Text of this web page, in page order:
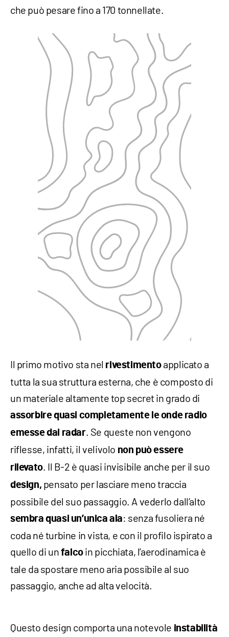
che può pesare fino a 170 tonnellate.
Il primo motivo sta nel rivestimentoapplicato a
tutta la sua struttura esterna, che è composto di
un materiale altamente top secret in grado di
assorbire quasi completamente le onde radio
emesse dai radar. Se queste non vengono
riflesse, infatti, il velivolo non può essere
rilevato. Il B-2 è quasi invisibile anche per il suo
design, pensato per lasciare meno traccia
possibile del suo passaggio. A vederlo dall’alto
sembra quasi un’unica ala: senza fusoliera né
coda né turbine in vista, e con il profilo ispirato a
quello di un falcoin picchiata, l’aerodinamica è
tale da spostare meno aria possibile al suo
passaggio, anche ad alta velocità.
Questo design comporta una notevole instabilità